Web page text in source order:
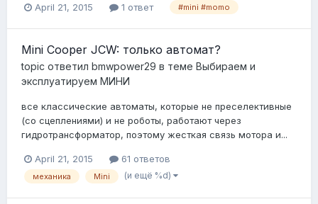
April 21, 2015 1 ответ #mini #momo
Mini Cooper JCW: только автомат?
topic ответил bmwpower29 в теме Выбираем и
эксплуатируем МИНИ
все классические автоматы, которые не преселективные
(со сцеплениями) и не роботы, работают через
гидротрансформатор, поэтому жесткая связь мотора и...
April 21, 2015 61 ответов
механика Mini (и ещё %d)